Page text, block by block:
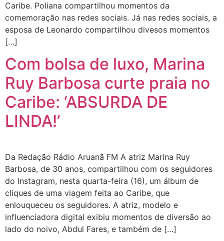
Caribe. Poliana compartilhou momentos da
comemoração nas redes sociais. Já nas redes sociais, a
esposa de Leonardo compartilhou divesos momentos
[…]
Com bolsa de luxo, Marina
Ruy Barbosa curte praia no
Caribe: ‘ABSURDA DE
LINDA!’
Da Redação Rádio Aruanã FM A atriz Marina Ruy
Barbosa, de 30 anos, compartilhou com os seguidores
do Instagram, nesta quarta-feira (16), um álbum de
cliques de uma viagem feita ao Caribe, que
enlouqueceu os seguidores. A atriz, modelo e
influenciadora digital exibiu momentos de diversão ao
lado do noivo, Abdul Fares, e também de […]